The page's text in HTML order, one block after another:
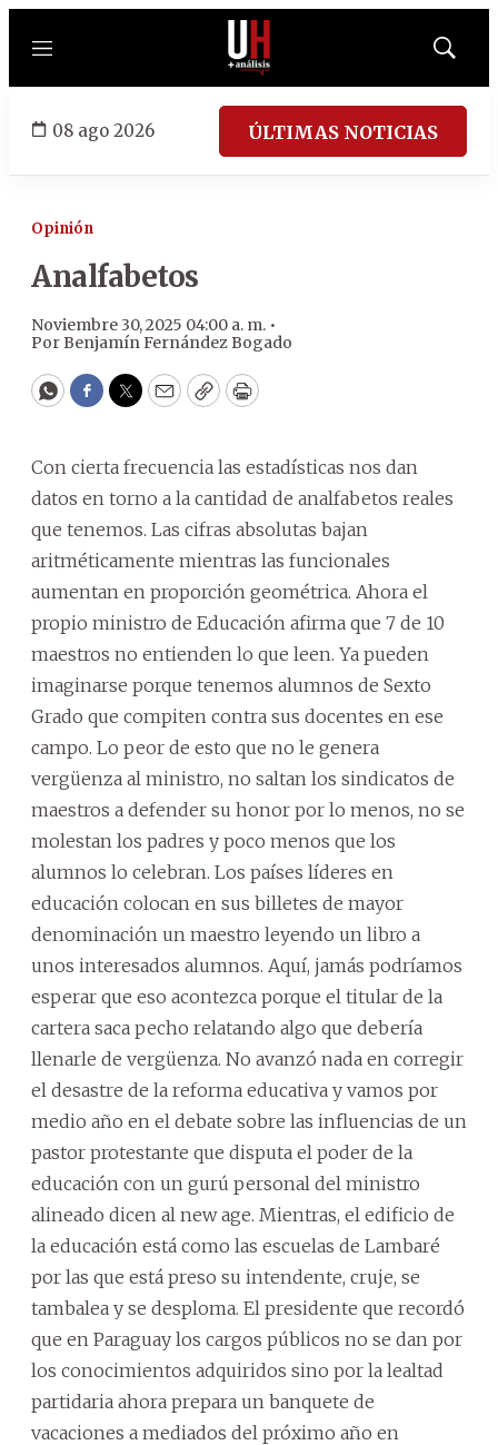
Menú
Mostrar
08 ago 2026 ÚLTIMAS NOTICIAS
Opinión
Analfabetos
Noviembre 30, 2025 04:00 a. m. •
PorBenjamín Fernández Bogado
WhatsApp
Facebook
Twitter
EmailCopyPrint
Con cierta frecuencia las estadísticas nos dan
datos en torno a la cantidad de analfabetos reales
que tenemos. Las cifras absolutas bajan
aritméticamente mientras las funcionales
aumentan en proporción geométrica. Ahora el
propio ministro de Educación afirma que 7 de 10
maestros no entienden lo que leen. Ya pueden
imaginarse porque tenemos alumnos de Sexto
Grado que compiten contra sus docentes en ese
campo. Lo peor de esto que no le genera
vergüenza al ministro, no saltan los sindicatos de
maestros a defender su honor por lo menos, no se
molestan los padres y poco menos que los
alumnos lo celebran. Los países líderes en
educación colocan en sus billetes de mayor
denominación un maestro leyendo un libro a
unos interesados alumnos. Aquí, jamás podríamos
esperar que eso acontezca porque el titular de la
cartera saca pecho relatando algo que debería
llenarle de vergüenza. No avanzó nada en corregir
el desastre de la reforma educativa y vamos por
medio año en el debate sobre las influencias de un
pastor protestante que disputa el poder de la
educación con un gurú personal del ministro
alineado dicen al new age. Mientras, el edificio de
la educación está como las escuelas de Lambaré
por las que está preso su intendente, cruje, se
tambalea y se desploma. El presidente que recordó
que en Paraguay los cargos públicos no se dan por
los conocimientos adquiridos sino por la lealtad
partidaria ahora prepara un banquete de
vacaciones a mediados del próximo año en